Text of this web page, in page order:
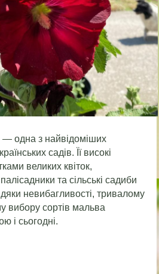
одна з найвідоміших
садів. Її високі
великих квіток,
та сільські садиби
невибагливості, тривалому
вибору сортів мальва
і сьогодні.